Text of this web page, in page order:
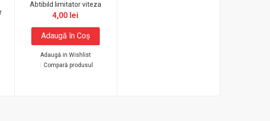
Abtibild limitator viteza
4,00 lei
Adaugă în Coş
Adaugă in Wishlist
Compară produsul